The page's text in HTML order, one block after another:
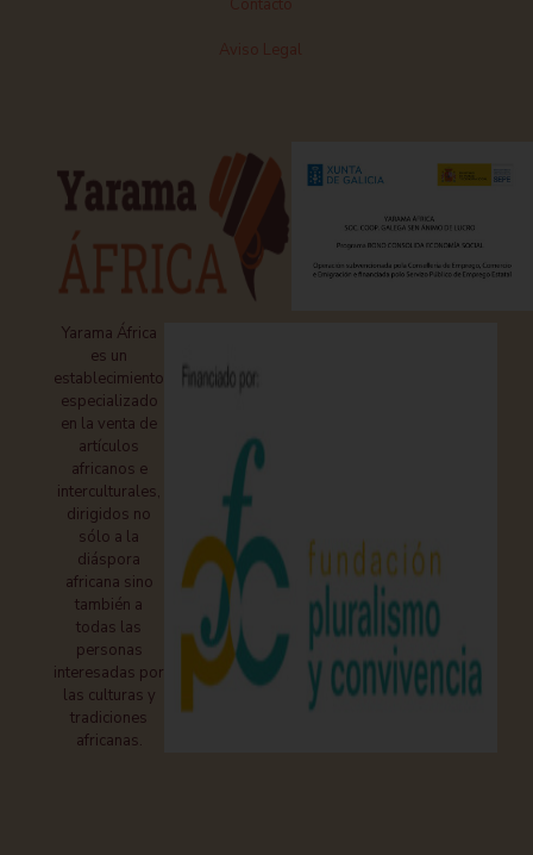
Yarama África
es un
establecimiento
especializado
en la venta de
artículos
africanos e
interculturales,
dirigidos no
sólo a la
diáspora
africana sino
también a
todas las
personas
interesadas por
las culturas y
tradiciones
africanas.